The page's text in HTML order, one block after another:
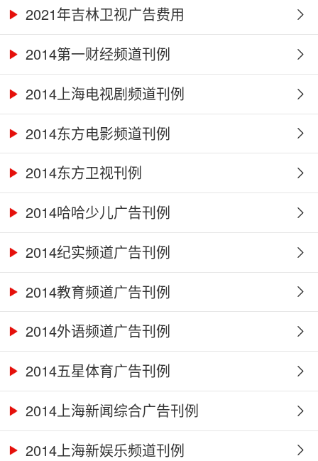
2021年吉林卫视广告费用
2014第一财经频道刊例
2014上海电视剧频道刊例
2014东方电影频道刊例
2014东方卫视刊例
2014哈哈少儿广告刊例
2014纪实频道广告刊例
2014教育频道广告刊例
2014外语频道广告刊例
2014五星体育广告刊例
2014上海新闻综合广告刊例
2014上海新娱乐频道刊例